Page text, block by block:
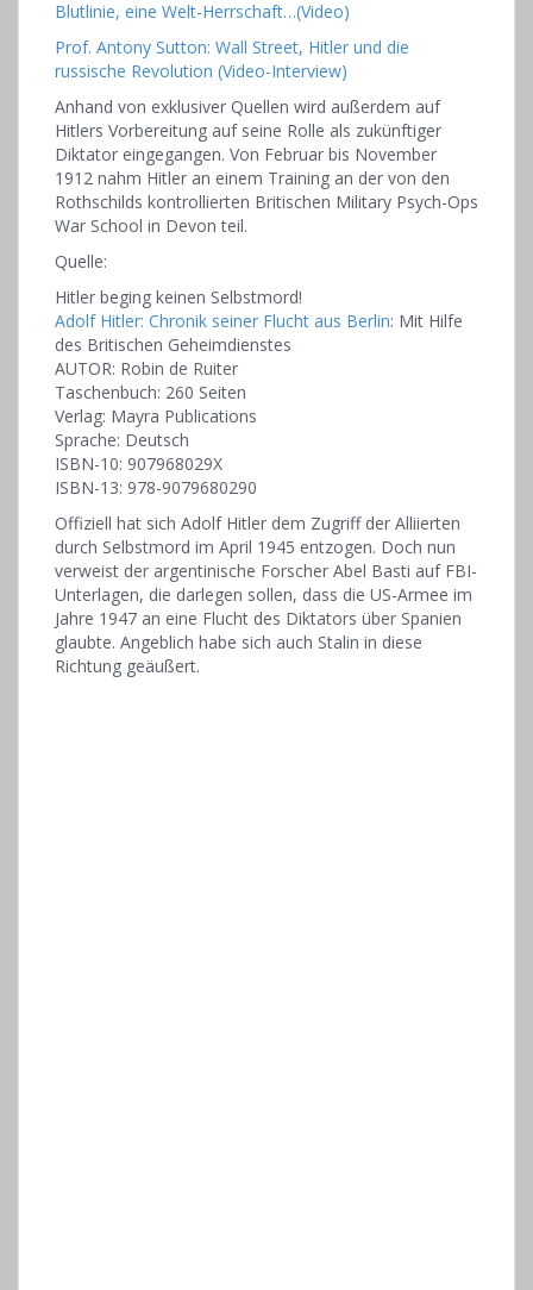
Blutlinie, eine Welt-Herrschaft…(Video)
Prof. Antony Sutton: Wall Street, Hitler und die
russische Revolution (Video-Interview)
Anhand von exklusiver Quellen wird außerdem auf
Hitlers Vorbereitung auf seine Rolle als zukünftiger
Diktator eingegangen. Von Februar bis November
1912 nahm Hitler an einem Training an der von den
Rothschilds kontrollierten Britischen Military Psych-Ops
War School in Devon teil.
Quelle:
Hitler beging keinen Selbstmord!
Adolf Hitler: Chronik seiner Flucht aus Berlin: Mit Hilfe
des Britischen Geheimdienstes
AUTOR: Robin de Ruiter
Taschenbuch: 260 Seiten
Verlag: Mayra Publications
Sprache: Deutsch
ISBN-10: 907968029X
ISBN-13: 978-9079680290
Offiziell hat sich Adolf Hitler dem Zugriff der Alliierten
durch Selbstmord im April 1945 entzogen. Doch nun
verweist der argentinische Forscher Abel Basti auf FBI-
Unterlagen, die darlegen sollen, dass die US-Armee im
Jahre 1947 an eine Flucht des Diktators über Spanien
glaubte. Angeblich habe sich auch Stalin in diese
Richtung geäußert.